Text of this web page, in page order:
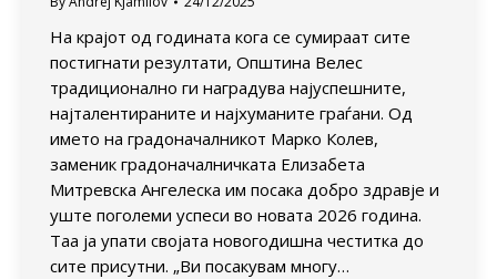
На крајот од годината кога се сумираат сите
постигнати резултати, Општина Велес
традиционално ги наградува најуспешните,
најталентираните и најхуманите граѓани. Од
името на градоначалникот Марко Колев,
заменик градоначалничката Елизабета
Митревска Ангелеска им посака добро здравје и
уште поголеми успеси во новата 2026 година.
Таа ја упати својата новогодишна честитка до
сите присутни. „Ви посакувам многу…